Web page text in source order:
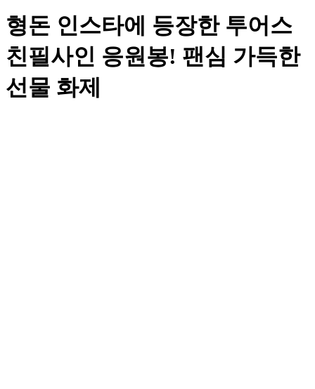
형돈 인스타에 등장한 투어스
친필사인 응원봉! 팬심 가득한
선물 화제